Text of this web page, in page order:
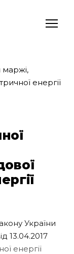
України
13.04.2017
енергії